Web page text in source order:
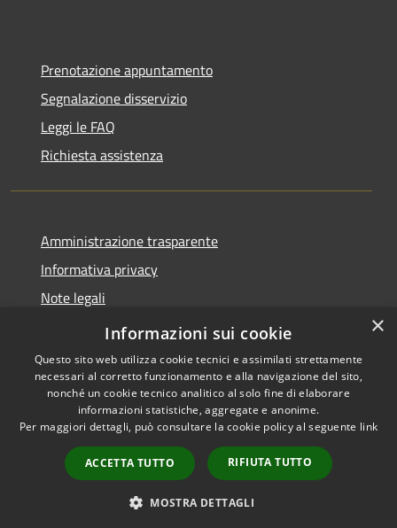
Prenotazione appuntamento
Segnalazione disservizio
Leggi le FAQ
Richiesta assistenza
Amministrazione trasparente
Informativa privacy
Note legali
Dichiarazione di accessibilità
Accessibilità
Copyright © 2026 • Comune di
Cuasso al Monte • Powered by
Municipium•
Accesso
redazione
×
Informazioni sui cookie
Questo sito web utilizza cookie tecnici e assimilati strettamente
necessari al corretto funzionamento e alla navigazione del sito,
nonché un cookie tecnico analitico al solo fine di elaborare
informazioni statistiche, aggregate e anonime.
Per maggiori dettagli, può consultare la cookie policy al seguente link
ACCETTA TUTTO RIFIUTA TUTTO
MOSTRA DETTAGLI